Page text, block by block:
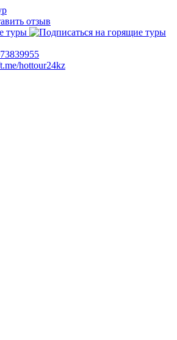
туры